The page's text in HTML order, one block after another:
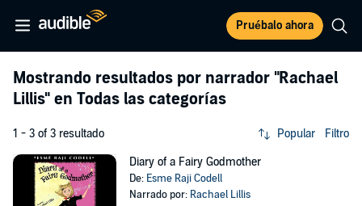
Pruébalo ahora
Mostrando resultados por narrador "Rachael
Lillis" en Todas las categorías
1 - 3 of 3 resultado Popular Filtro
Diary of a Fairy Godmother
De: Esme Raji Codell
Narrado por: Rachael Lillis